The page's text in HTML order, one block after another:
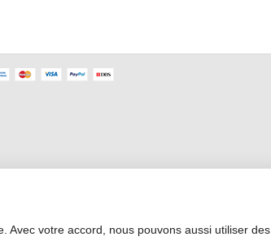
Avec votre accord, nous pouvons aussi utiliser des